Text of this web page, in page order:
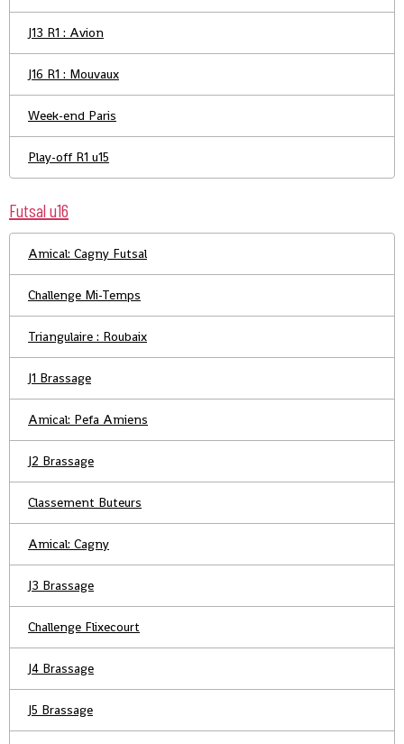
J13 R1 : Avion
J16 R1 : Mouvaux
Week-end Paris
Play-off R1 u15
Futsal u16
Amical: Cagny Futsal
Challenge Mi-Temps
Triangulaire : Roubaix
J1 Brassage
Amical: Pefa Amiens
J2 Brassage
Classement Buteurs
Amical: Cagny
J3 Brassage
Challenge Flixecourt
J4 Brassage
J5 Brassage